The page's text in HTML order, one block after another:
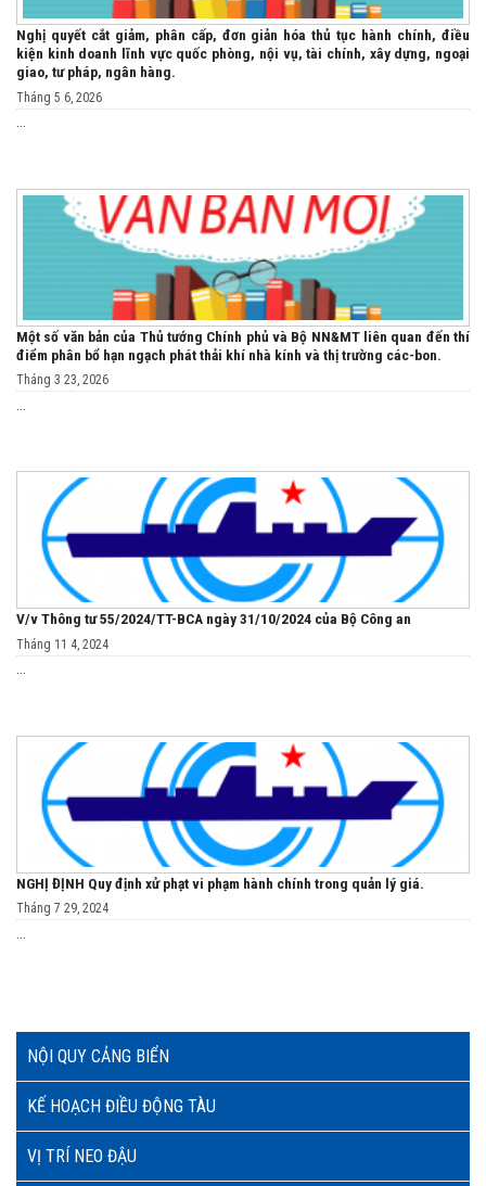
NỘI QUY CẢNG BIỂN
KẾ HOẠCH ĐIỀU ĐỘNG TÀU
VỊ TRÍ NEO ĐẬU
Nghị quyết cắt giảm, phân cấp, đơn giản hóa thủ tục hành chính, điều
kiện kinh doanh lĩnh vực quốc phòng, nội vụ, tài chính, xây dựng, ngoại
giao, tư pháp, ngân hàng.
Tháng 5 6, 2026
...
Một số văn bản của Thủ tướng Chính phủ và Bộ NN&MT liên quan đến thí
điểm phân bổ hạn ngạch phát thải khí nhà kính và thị trường các-bon.
Tháng 3 23, 2026
V/v Thông tư 55/2024/TT-BCA ngày 31/10/2024 của Bộ Công an
Tháng 11 4, 2024
NGHỊ ĐỊNH Quy định xử phạt vi phạm hành chính trong quản lý giá.
Tháng 7 29, 2024